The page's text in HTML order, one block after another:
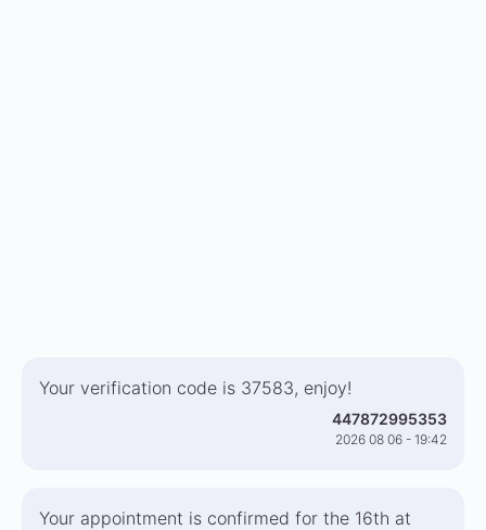
Your verification code is 37583, enjoy!
447872995353
2026 08 06 - 19:42
Your appointment is confirmed for the 16th at